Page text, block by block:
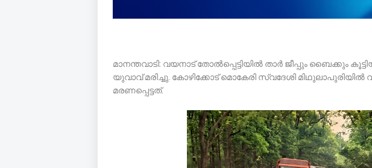
മാനന്തവാടി: വയനാട് തോൽപ്പെട്ടിയിൽ താർ ജീപ്പും ബൈക്കും
യുവാവ് മരിച്ചു. കോഴിക്കോട് മൊകേരി സ്വദേശി
മരണപ്പെട്ടത്.